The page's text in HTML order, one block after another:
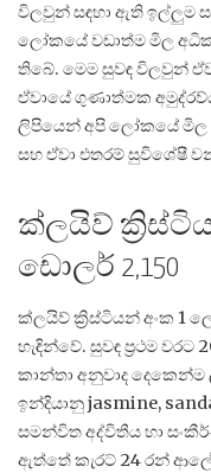
විලවුන් සඳහා ඇති ඉල්ලුම
ලෝකයේ වඩාත්ම මිල
තිබේ. මෙම සුවඳ විලවුන්
ඒවායේ ගුණාත්මක
ලිපියෙන් අපි ලෝකයේ මිල
සහ ඒවා එතරම් සුවිශේෂී
ක්ලයිව්
ඩොලර් 2,150
ක්ලයිව් ක්‍රිස්ටියන් අංක 1
හැඳින්වේ. සුවඳ ප්‍රථම වරට
කාන්තා අනුවාද
ඉන්දියානු jasmine,
සමන්විත අද්විතීය හා
ඇත්තේ කැරට් 24 රන්